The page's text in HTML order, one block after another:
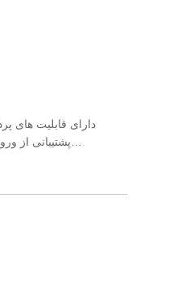
پشتیبانی از
الکترومغناطیسی